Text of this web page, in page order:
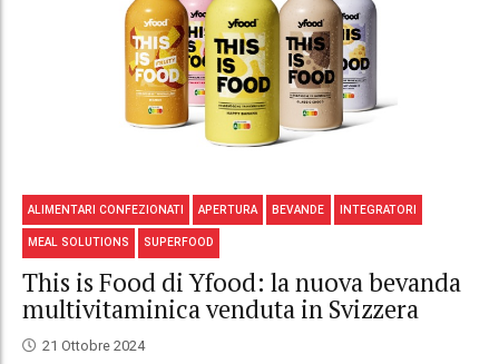
ALIMENTARI CONFEZIONATI APERTURA BEVANDE INTEGRATORI
MEAL SOLUTIONS SUPERFOOD
This is Food di Yfood: la nuova bevanda
multivitaminica venduta in Svizzera
21 Ottobre 2024